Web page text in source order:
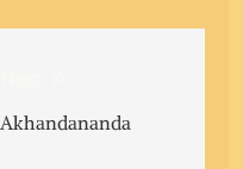
Akhandananda